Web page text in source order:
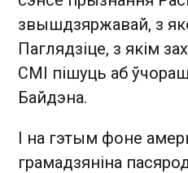
звышдзяржавай, з
Паглядзіце, з якім
СМІ пішуць аб
Байдэна.
І на гэтым фоне
грамадзяніна